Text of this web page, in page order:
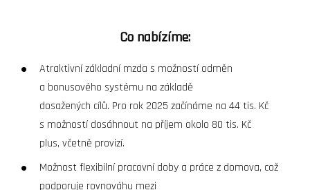
Co nabízíme:
Atraktivní základní mzda s možností odměn
a bonusového systému na základě
dosažených cílů. Pro rok 2025 začínáme na 44 tis. Kč
s možností dosáhnout na příjem okolo 80 tis. Kč
plus, včetně provizí.
Možnost flexibilní pracovní doby a práce z domova, což
podporuje rovnováhu mezi